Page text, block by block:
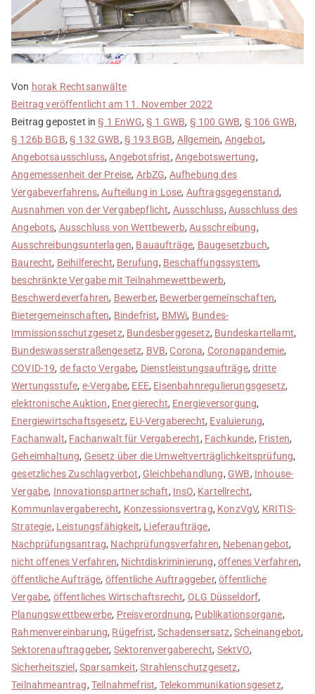
Von horak Rechtsanwälte
Beitrag veröffentlicht am 11. November 2022
Beitrag gepostet in§ 1 EnWG,§ 1 GWB, § 100 GWB, § 106 GWB,
§ 126b BGB,§ 132 GWB, § 193 BGB, Allgemein, Angebot,
Angebotsausschluss,Angebotsfrist, Angebotswertung,
Angemessenheit der Preise, ArbZG, Aufhebung des
Vergabeverfahrens,Aufteilung in Lose, Auftragsgegenstand,
Ausnahmen von der Vergabepflicht, Ausschluss, Ausschluss des
Angebots, Ausschluss von Wettbewerb,Ausschreibung,
Ausschreibungsunterlagen, Bauaufträge, Baugesetzbuch,
Baurecht, Beihilferecht, Berufung, Beschaffungssystem,
beschränkte Vergabe mit Teilnahmewettbewerb,
Beschwerdeverfahren, Bewerber, Bewerbergemeinschaften,
Bietergemeinschaften, Bindefrist, BMWi, Bundes-
Immissionsschutzgesetz, Bundesberggesetz, Bundeskartellamt,
Bundeswasserstraßengesetz, BVB,Corona, Coronapandemie,
COVID-19, de facto Vergabe, Dienstleistungsaufträge,dritte
Wertungsstufe, e-Vergabe, EEE, Eisenbahnregulierungsgesetz,
elektronische Auktion, Energierecht, Energieversorgung,
Energiewirtschaftsgesetz, EU-Vergaberecht, Evaluierung,
Fachanwalt, Fachanwalt für Vergaberecht, Fachkunde, Fristen,
Geheimhaltung, Gesetz über die Umweltverträglichkeitsprüfung,
gesetzliches Zuschlagverbot, Gleichbehandlung, GWB, Inhouse-
Vergabe, Innovationspartnerschaft, InsO, Kartellrecht,
Kommunlavergaberecht, Konzessionsvertrag, KonzVgV, KRITIS-
Strategie, Leistungsfähigkeit, Lieferaufträge,
Nachprüfungsantrag, Nachprüfungsverfahren, Nebenangebot,
nicht offenes Verfahren, Nichtdiskriminierung,offenes Verfahren,
öffentliche Aufträge, öffentliche Auftraggeber,öffentliche
Vergabe, öffentliches Wirtschaftsrecht, OLG Düsseldorf,
Planungswettbewerbe, Preisverordnung, Publikationsorgane,
Rahmenvereinbarung, Rügefrist,Schadensersatz,Scheinangebot,
Sektorenauftraggeber, Sektorenvergaberecht, SektVO,
Sicherheitsziel , Sparsamkeit,Strahlenschutzgesetz,
Teilnahmeantrag, Teilnahmefrist, Telekommunikationsgesetz,